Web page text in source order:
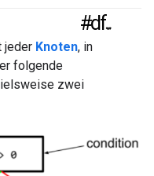
#df
jeder Knoten, in
folgende
zwei